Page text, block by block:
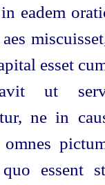
in eadem
esset
ut
ne in
omnes
quo essent